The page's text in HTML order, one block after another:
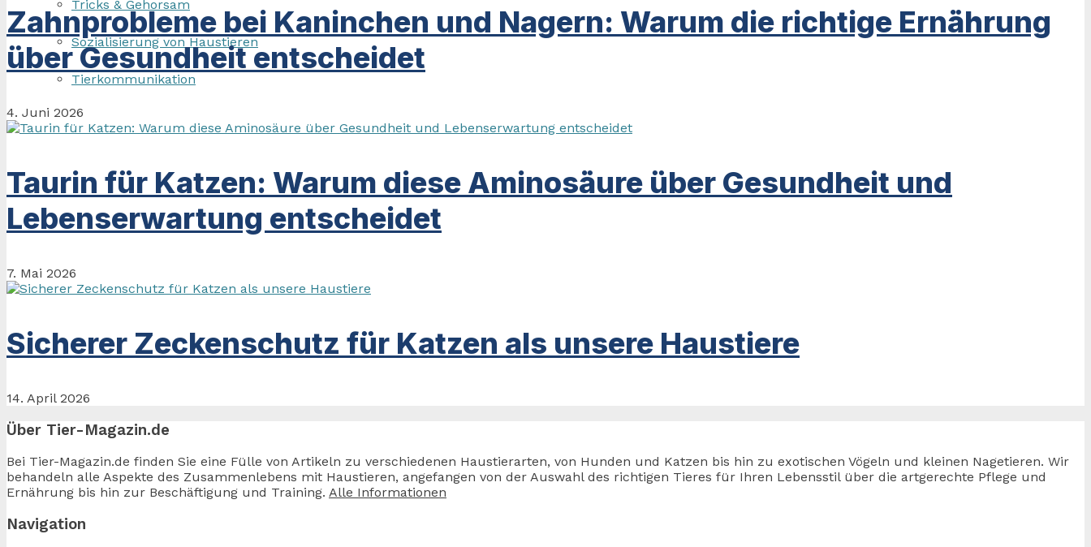
Tricks & Gehorsam
Sozialisierung von Haustieren
Tierkommunikation
Zahnprobleme bei Kaninchen und Nagern: Warum die richtige Ernährung
über Gesundheit entscheidet
4. Juni 2026
Taurin für Katzen: Warum diese Aminosäure über Gesundheit und
Lebenserwartung entscheidet
7. Mai 2026
Sicherer Zeckenschutz für Katzen als unsere Haustiere
14. April 2026
Über Tier-Magazin.de
Bei Tier-Magazin.de finden Sie eine Fülle von Artikeln zu verschiedenen Haustierarten, von Hunden und Katzen bis hin zu exotischen Vögeln und kleinen Nagetieren. Wir
behandeln alle Aspekte des Zusammenlebens mit Haustieren, angefangen von der Auswahl des richtigen Tieres für Ihren Lebensstil über die artgerechte Pflege und
Ernährung bis hin zur Beschäftigung und Training. Alle Informationen
Navigation